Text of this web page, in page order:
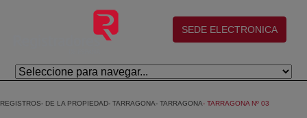
Eduki nagusira joan
(abre en nueva ventana)
SEDE ELECTRONICA
REGISTROS DE LA PROPIEDAD TARRAGONA TARRAGONA TARRAGONA Nº 03